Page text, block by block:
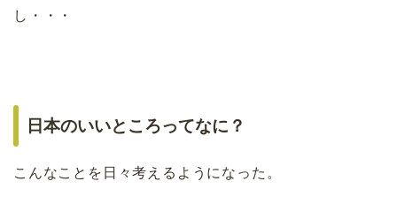
し・・・
日本のいいところってなに？
こんなことを日々考えるようになった。